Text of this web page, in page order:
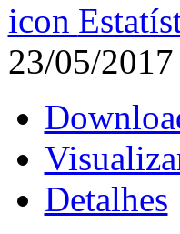
23/05/2017
Detalhes